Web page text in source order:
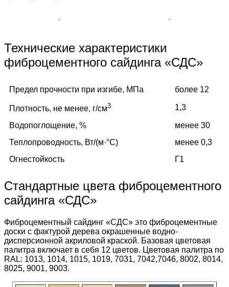
Технические характеристики
фиброцементного сайдинга «СДС»
Предел прочности при изгибе, МПа более 12
Плотность, не менее, г/см3 1,3
Водопоглощение, %
менее 30
Теплопроводность, Вт/(м·°C)
менее 0,3
Огнестойкость
Г1
Стандартные цвета фиброцементного
сайдинга «СДС»
Фиброцементный сайдинг «СДС» это фиброцементные
доски с фактурой дерева окрашенные водно-
дисперсионной акриловой краской. Базовая цветовая
палитра включает в себя 12 цветов. Цветовая палитра по
RAL: 1013, 1014, 1015, 1019, 7031, 7042,7046, 8002, 8014,
8025, 9001, 9003.